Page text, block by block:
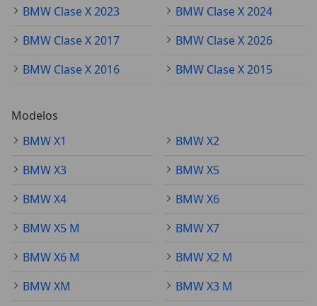
BMW Clase X 2023
BMW Clase X 2024
BMW Clase X 2017
BMW Clase X 2026
BMW Clase X 2016
BMW Clase X 2015
Modelos
BMW X1
BMW X2
BMW X3
BMW X5
BMW X4
BMW X6
BMW X5 M
BMW X7
BMW X6 M
BMW X2 M
BMW XM
BMW X3 M